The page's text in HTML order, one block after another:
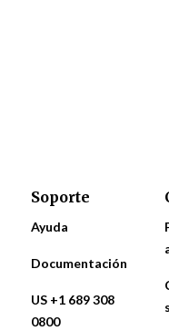
Soporte
Ayuda
Documentación
US +1 689 308
0800